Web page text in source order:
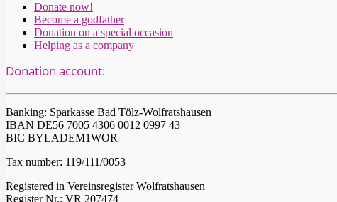
Donate now!
Become a godfather
Donation on a special occasion
Helping as a company
Donation account:
Banking: Sparkasse Bad Tölz-Wolfratshausen
IBAN DE56 7005 4306 0012 0997 43
BIC BYLADEM1WOR
Tax number: 119/111/0053
Registered in Vereinsregister Wolfratshausen
Register Nr.: VR 207474